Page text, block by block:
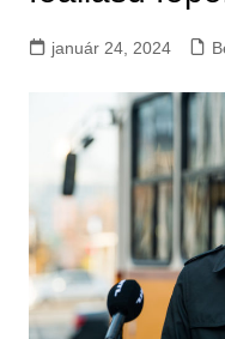
január 24, 2024